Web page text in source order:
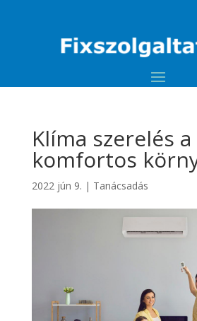
Klíma szerelés a
komfortos
2022 jún 9. | Tanácsadás